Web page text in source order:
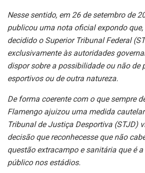
Nesse sentido, em 26 de setembro de
publicou uma nota oficial expondo
decidido o Superior Tribunal Federal
exclusivamente às autoridades
dispor sobre a possibilidade ou não de
esportivos ou de outra natureza.
De forma coerente com o que sempre
Flamengo ajuizou uma medida
Tribunal de Justiça Desportiva (STJD)
decisão que reconhecesse que não
questão extracampo e sanitária que é
público nos estádios.